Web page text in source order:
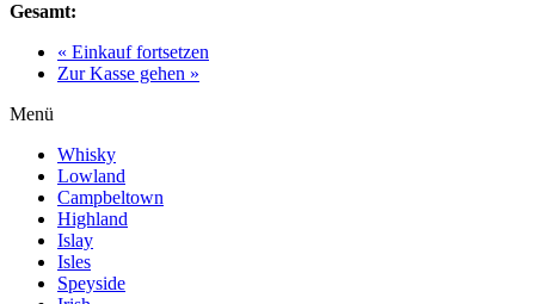
Gesamt:
« Einkauf fortsetzen
Zur Kasse gehen »
Menü
Whisky
Lowland
Campbeltown
Highland
Islay
Isles
Speyside